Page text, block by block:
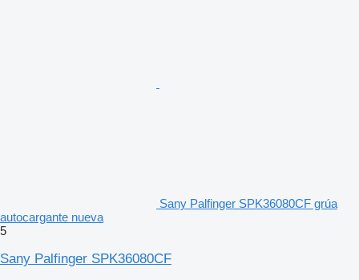
Sany Palfinger SPK36080CF grúa
autocargante nueva
5
Sany Palfinger SPK36080CF